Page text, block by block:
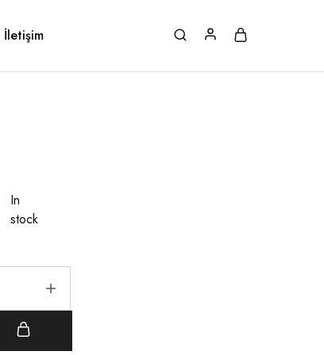
İletişim
In
stock